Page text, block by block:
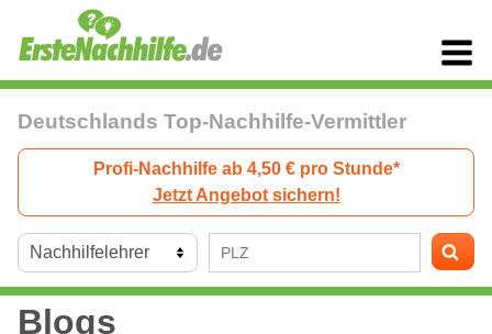
Deutschlands Top-Nachhilfe-Vermittler
Profi-Nachhilfe ab 4,50 € pro Stunde*
Jetzt Angebot sichern!
Blogs